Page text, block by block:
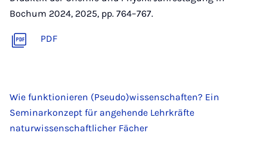
Bochum 2024, 2025, pp. 764–767.
PDF
Wie funktionieren (Pseudo)wissenschaften? Ein
Seminarkonzept für angehende Lehrkräfte
naturwissenschaftlicher Fächer